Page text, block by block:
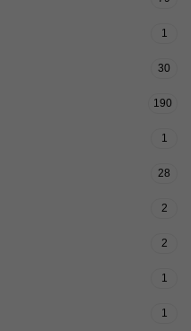
1
30
190
1
28
2
2
1
1